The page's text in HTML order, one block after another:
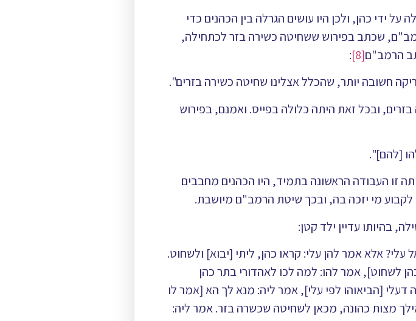
ידי כהן, ולכן היו עושים הגרלה בין הכהנים כדי
שכתב בפירוש ששחיטה כשירה בזר לכתחילה,
הרמב"ם[8]
:
חשובה יותר, שהכלל אצלינו שחיטה כשירה בזרים".
ובכל זאת היתה כלולה בפייס. ואמנם, בפירוש
[להם]".
זו העבודה הראשונה בתמיד, היו הכהנים מחבבים
לקבוע מי יזכה בה, ובכך שיטת הרמב"ם מיושבת.
בהיותו עדיין ילד קטן:
אלא אמר להן עלי: קראו כהן, ליתי [יבוא] ולשחוט.
לשחוט], אמר להו: למה לכו לאהדורי בתר כהן
[הביאוהו לפי עלי], אמר ליה: מנא לך הא [אמר לו
מצות כהונה, מכאן לשחיטה שכשרה בזר. אמר ליה: